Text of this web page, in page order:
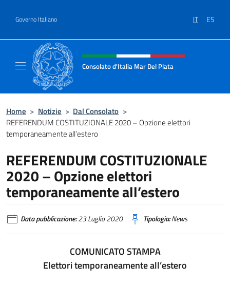
Governo Italiano IT ES
Intestazione sito, social e menù
Consolato d'Italia Mar Del Plata
Home > Notizie > Dal Consolato >
REFERENDUM COSTITUZIONALE 2020 – Opzione elettori
temporaneamente all’estero
REFERENDUM COSTITUZIONALE
2020 – Opzione elettori
temporaneamente all’estero
Data pubblicazione:23 Luglio 2020 Tipologia:News
COMUNICATO STAMPA
Elettori temporaneamente all’estero